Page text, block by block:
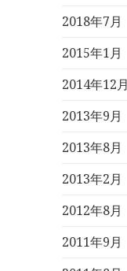
2018年7月
2015年1月
2014年12月
2013年9月
2013年8月
2013年2月
2012年8月
2011年9月